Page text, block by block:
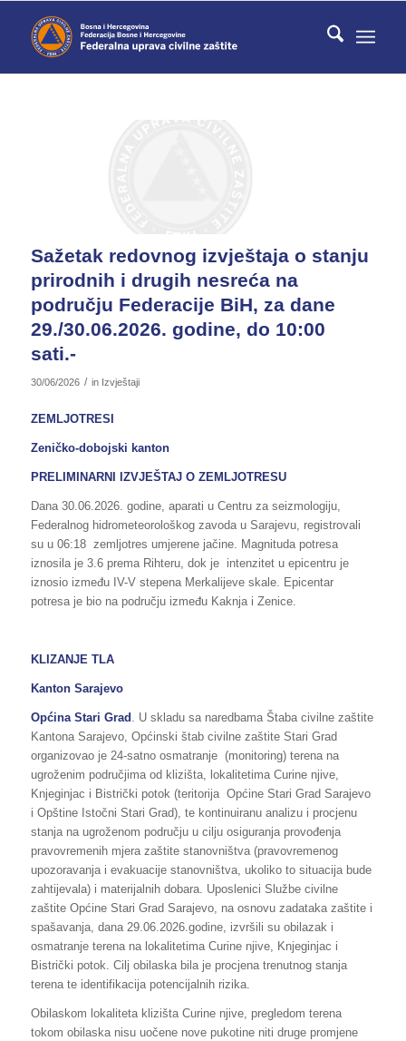
Sažetak redovnog izvještaja o stanju
prirodnih i drugih nesreća na
području Federacije BiH, za dane
29./30.06.2026. godine, do 10:00
sati.-
30/06/2026 / in Izvještaji
ZEMLJOTRESI
Zeničko-dobojski kanton
PRELIMINARNI IZVJEŠTAJ O ZEMLJOTRESU
Dana 30.06.2026. godine, aparati u Centru za seizmologiju,
Federalnog hidrometeorološkog zavoda u Sarajevu, registrovali
su u 06:18 zemljotres umjerene jačine. Magnituda potresa
iznosila je 3.6 prema Rihteru, dok je intenzitet u epicentru je
iznosio između IV-V stepena Merkalijeve skale. Epicentar
potresa je bio na području između Kaknja i Zenice.
KLIZANJE TLA
Kanton Sarajevo
Općina Stari Grad . U skladu sa naredbama Štaba civilne zaštite
Kantona Sarajevo, Općinski štab civilne zaštite Stari Grad
organizovao je 24-satno osmatranje (monitoring) terena na
ugroženim područjima od klizišta, lokalitetima Curine njive,
Knjeginjac i Bistrički potok (teritorija Općine Stari Grad Sarajevo
i Opštine Istočni Stari Grad), te kontinuiranu analizu i procjenu
stanja na ugroženom području u cilju osiguranja provođenja
pravovremenih mjera zaštite stanovništva (pravovremenog
upozoravanja i evakuacije stanovništva, ukoliko to situacija bude
zahtijevala) i materijalnih dobara. Uposlenici Službe civilne
zaštite Općine Stari Grad Sarajevo, na osnovu zadataka zaštite i
spašavanja, dana 29.06.2026.godine, izvršili su obilazak i
osmatranje terena na lokalitetima Curine njive, Knjeginjac i
Bistrički potok. Cilj obilaska bila je procjena trenutnog stanja
terena te identifikacija potencijalnih rizika.
Obilaskom lokaliteta klizišta Curine njive, pregledom terena
tokom obilaska nisu uočene nove pukotine niti druge promjene